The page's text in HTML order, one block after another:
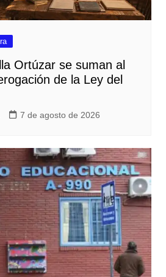
Ortúzar se suman al
de la Ley del
7 de agosto de 2026